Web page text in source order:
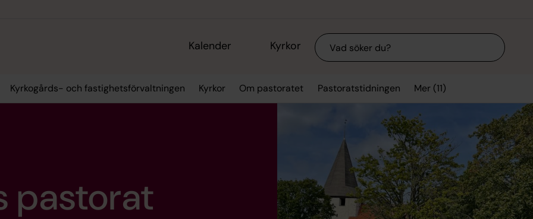
Kalender Kyrkor Sök
Kyrkogårds- och fastighetsförvaltningen Kyrkor Om pastoratet Pastoratstidningen Mer (11)
pastorat